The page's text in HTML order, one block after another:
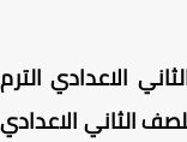
الاعدادي الترم
الثاني الاعدادي